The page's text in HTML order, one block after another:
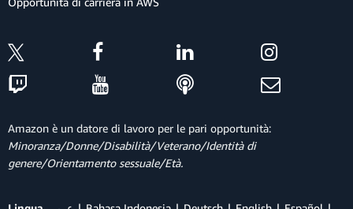
Amazon è un datore di lavoro per le pari opportunità:
Minoranza/Donne/Disabilità/Veterano/Identità di
genere/Orientamento sessuale/Età.